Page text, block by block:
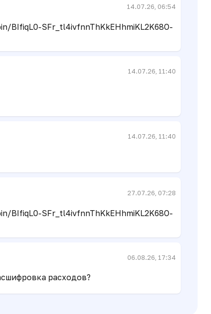
06.08.26, 17:34
расходов?
27.07.26, 07:28
BIfiqL0-SFr_tl4ivfnnThKkEHhmiKL2K68O-
14.07.26, 11:40
14.07.26, 11:40
14.07.26, 06:54
BIfiqL0-SFr_tl4ivfnnThKkEHhmiKL2K68O-